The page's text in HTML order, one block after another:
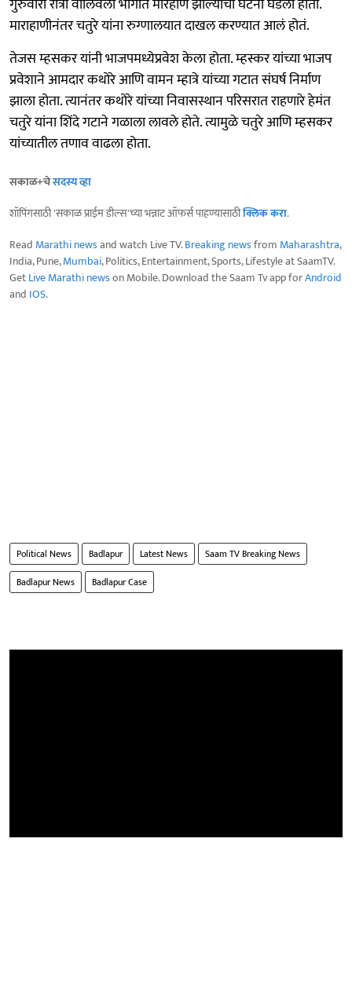
गुरुवारी रात्री वालिवली भागात मारहाण झाल्याची घटना घडली होती.
माराहाणीनंतर चतुरे यांना रुग्णालयात दाखल करण्यात आलं होतं.
तेजस म्हसकर यांनी भाजपमध्येप्रवेश केला होता. म्हस्कर यांच्या भाजप
प्रवेशाने आमदार कथोरे आणि वामन म्हात्रे यांच्या गटात संघर्ष निर्माण
झाला होता. त्यानंतर कथोरे यांच्या निवासस्थान परिसरात राहणारे हेमंत
चतुरे यांना शिंदे गटाने गळाला लावले होते. त्यामुळे चतुरे आणि म्हसकर
यांच्यातील तणाव वाढला होता.
सकाळ+चेसदस्य व्हा
शॉपिंगसाठी 'सकाळ प्राईम डील्स'च्या भन्नाट ऑफर्स पाहण्यासाठीक्लिक करा.
Read Marathi newsand watch Live TV.Breaking newsfrom Maharashtra,
India, Pune,Mumbai, Politics, Entertainment, Sports, Lifestyle at SaamTV.
GetLive Marathi newson Mobile. Download the Saam Tv app forAndroid
and IOS.
Political News Badlapur Latest News
Saam TV Breaking News
Badlapur News
Badlapur Case